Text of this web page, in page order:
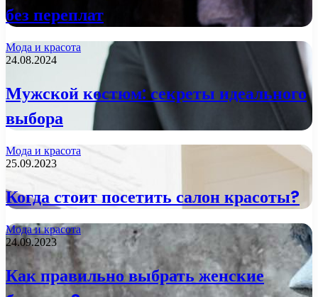
без переплат
Мода и красота
24.08.2024
Мужской костюм: секреты идеального
выбора
Мода и красота
25.09.2023
Когда стоит посетить салон красоты?
Мода и красота
24.09.2023
Как правильно выбрать женские